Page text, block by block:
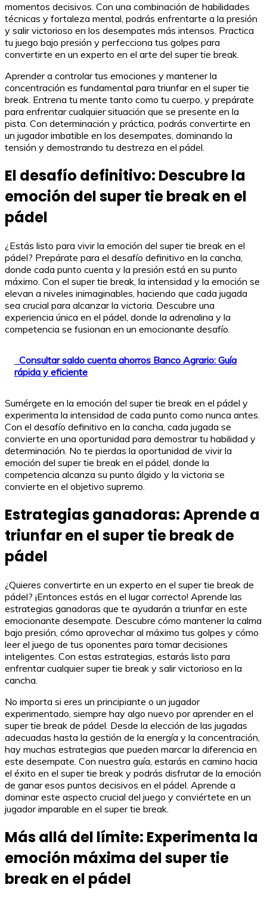
momentos decisivos. Con una combinación de habilidades
técnicas y fortaleza mental, podrás enfrentarte a la presión
y salir victorioso en los desempates más intensos. Practica
tu juego bajo presión y perfecciona tus golpes para
convertirte en un experto en el arte del super tie break.
Aprender a controlar tus emociones y mantener la
concentración es fundamental para triunfar en el super tie
break. Entrena tu mente tanto como tu cuerpo, y prepárate
para enfrentar cualquier situación que se presente en la
pista. Con determinación y práctica, podrás convertirte en
un jugador imbatible en los desempates, dominando la
tensión y demostrando tu destreza en el pádel.
El desafío definitivo: Descubre la
emoción del super tie break en el
pádel
¿Estás listo para vivir la emoción del super tie break en el
pádel? Prepárate para el desafío definitivo en la cancha,
donde cada punto cuenta y la presión está en su punto
máximo. Con el super tie break, la intensidad y la emoción se
elevan a niveles inimaginables, haciendo que cada jugada
sea crucial para alcanzar la victoria. Descubre una
experiencia única en el pádel, donde la adrenalina y la
competencia se fusionan en un emocionante desafío.
Consultar saldo cuenta ahorros Banco Agrario: Guía
rápida y eficiente
Sumérgete en la emoción del super tie break en el pádel y
experimenta la intensidad de cada punto como nunca antes.
Con el desafío definitivo en la cancha, cada jugada se
convierte en una oportunidad para demostrar tu habilidad y
determinación. No te pierdas la oportunidad de vivir la
emoción del super tie break en el pádel, donde la
competencia alcanza su punto álgido y la victoria se
convierte en el objetivo supremo.
Estrategias ganadoras: Aprende a
triunfar en el super tie break de
pádel
¿Quieres convertirte en un experto en el super tie break de
pádel? ¡Entonces estás en el lugar correcto! Aprende las
estrategias ganadoras que te ayudarán a triunfar en este
emocionante desempate. Descubre cómo mantener la calma
bajo presión, cómo aprovechar al máximo tus golpes y cómo
leer el juego de tus oponentes para tomar decisiones
inteligentes. Con estas estrategias, estarás listo para
enfrentar cualquier super tie break y salir victorioso en la
cancha.
No importa si eres un principiante o un jugador
experimentado, siempre hay algo nuevo por aprender en el
super tie break de pádel. Desde la elección de las jugadas
adecuadas hasta la gestión de la energía y la concentración,
hay muchas estrategias que pueden marcar la diferencia en
este desempate. Con nuestra guía, estarás en camino hacia
el éxito en el super tie break y podrás disfrutar de la emoción
de ganar esos puntos decisivos en el pádel. Aprende a
dominar este aspecto crucial del juego y conviértete en un
jugador imparable en el super tie break.
Más allá del límite: Experimenta la
emoción máxima del super tie
break en el pádel